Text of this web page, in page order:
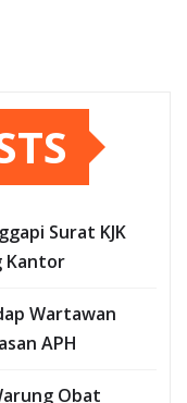
Surat KJK
Kantor
Wartawan
APH
Obat